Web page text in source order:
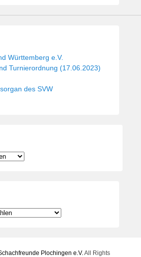
Württemberg e.V.
Turnierordnung (17.06.2023)
des SVW
Plochingen e.V. All Rights